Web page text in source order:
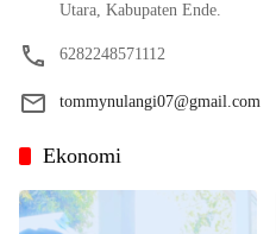
Utara, Kabupaten Ende.
6282248571112
tommynulangi07@gmail.com
Ekonomi